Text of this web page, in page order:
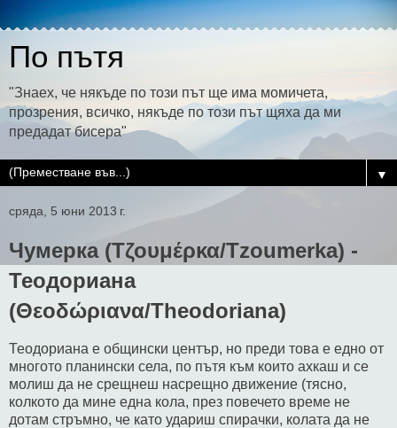
По пътя
"Знаех, че някъде по този път ще има момичета,
прозрения, всичко, някъде по този път щяха да ми
предадат бисера"
▼
сряда, 5 юни 2013 г.
Чумерка (Τζουμέρκα/Tzoumerka) -
Теодориана
(Θεοδώριανα/Theodoriana)
Теодориана е общински център, но преди това е едно от
многото планински села, по пътя към които ахкаш и се
молиш да не срещнеш насрещно движение (тясно,
колкото да мине една кола, през повечето време не
дотам стръмно, че като удариш спирачки, колата да не